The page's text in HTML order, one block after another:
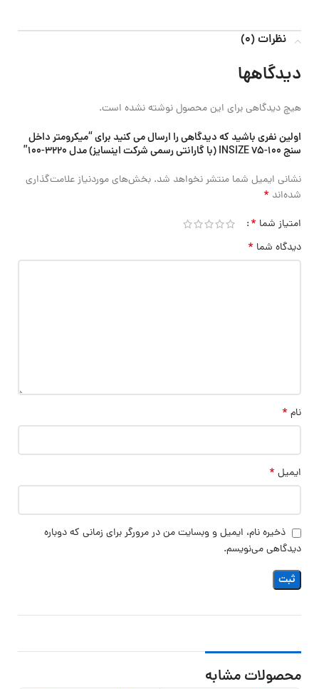
نظرات (0)
دیدگاهها
هیچ دیدگاهی برای این محصول نوشته نشده است.
اولین نفری باشید که دیدگاهی را ارسال می کنید برای “میکرومتر داخل
سنج 100-75 INSIZE (با گارانتی رسمی شرکت اینسایز) مدل 3220-100”
نشانی ایمیل شما منتشر نخواهد شد. بخش‌های موردنیاز علامت‌گذاری
شده‌اند *
امتیاز شما *
دیدگاه شما *
نام *
ایمیل *
ذخیره نام، ایمیل و وبسایت من در مرورگر برای زمانی که دوباره
دیدگاهی می‌نویسم.
محصولات مشابه